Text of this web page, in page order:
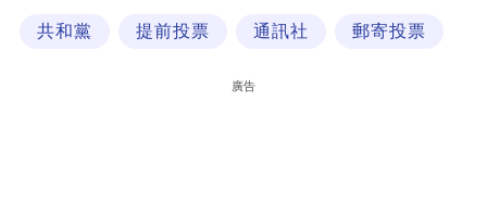
技
共和黨 提前投票 通訊社 郵寄投票
廣告